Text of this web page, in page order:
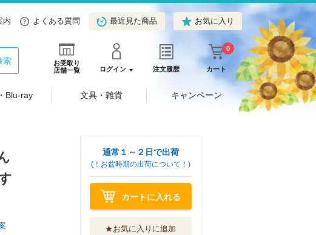
内 よくある質問 最近見た商品 お気に入り
お受取り
店舗一覧
ログイン 注文履歴 カート
0
索
Blu-ray 文具・雑貨 キャンペーン
通常１～２日で出荷
(！お盆時期の出荷について！)
カートに入れる
★お気に入りに追加